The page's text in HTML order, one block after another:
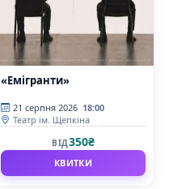
«Емігранти»
21 серпня 2026 18:00
Театр ім. Щепкіна
ВІД350₴
КВИТКИ